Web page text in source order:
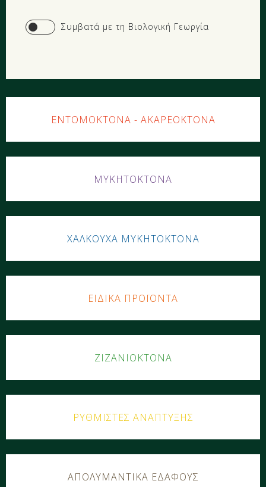
Yes
Συμβατά με τη Βιολογική Γεωργία
ΕΝΤΟΜΟΚΤΟΝΑ - ΑΚΑΡΕΟΚΤΟΝΑ
ΜΥΚΗΤΟΚΤΟΝΑ
ΧΑΛΚΟΥΧΑ ΜΥΚΗΤΟΚΤΟΝΑ
ΕΙΔΙΚΑ ΠΡΟΪΟΝΤΑ
ΖΙΖΑΝΙΟΚΤΟΝΑ
ΡΥΘΜΙΣΤΕΣ ΑΝΑΠΤΥΞΗΣ
ΑΠΟΛΥΜΑΝΤΙΚΑ ΕΔΑΦΟΥΣ